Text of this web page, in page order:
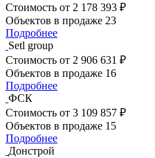
Стоимость от 2 178 393 ₽
Объектов в продаже 23
Подробнее
Setl group
Стоимость от 2 906 631 ₽
Объектов в продаже 16
Подробнее
ФСК
Стоимость от 3 109 857 ₽
Объектов в продаже 15
Подробнее
Донстрой